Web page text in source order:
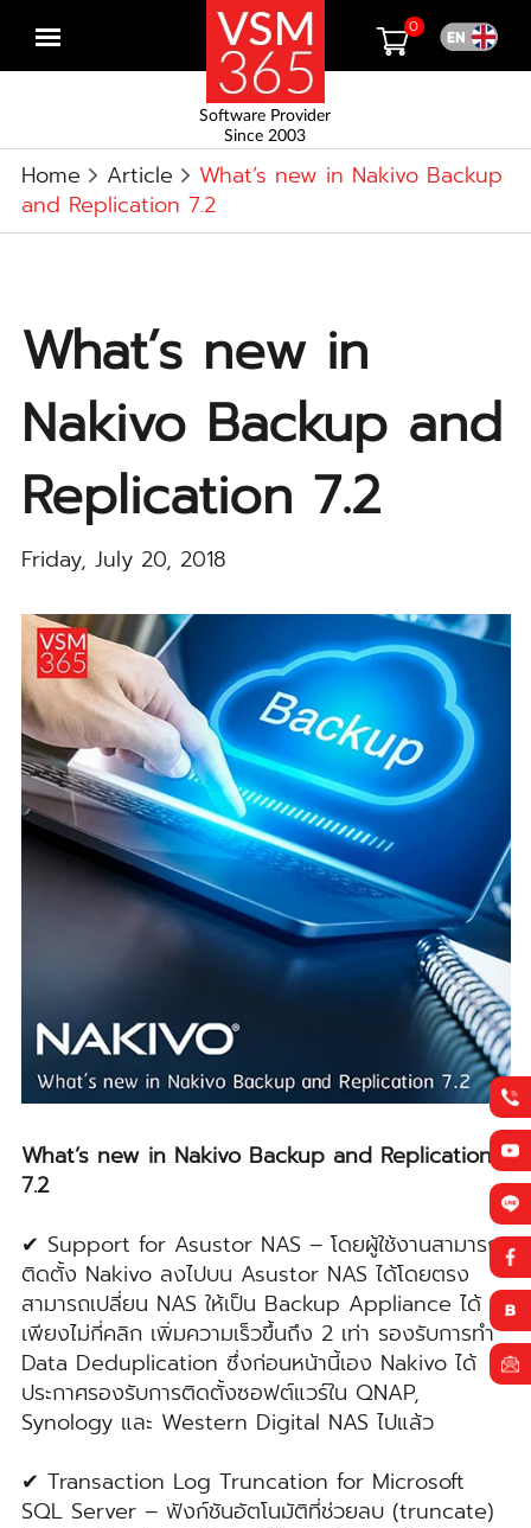
Open
Software Provider
Since 2003
0
Home Article
What’s new in Nakivo Backup
and Replication 7.2
What’s new in
Nakivo Backup and
Replication 7.2
Friday, July 20, 2018
What’s new in Nakivo Backup and Replication
7.2
✔ Support for Asustor NAS – โดยผู้ใช้งานสามารถ
ติดตั้ง Nakivo ลงไปบน Asustor NAS ได้โดยตรง
สามารถเปลี่ยน NAS ให้เป็น Backup Appliance ได้
เพียงไม่กี่คลิก เพิ่มความเร็วขึ้นถึง 2 เท่า รองรับการทำ
Data Deduplication ซึ่งก่อนหน้านี้เอง Nakivo ได้
ประกาศรองรับการติดตั้งซอฟต์แวร์ใน QNAP,
Synology และ Western Digital NAS ไปแล้ว
✔ Transaction Log Truncation for Microsoft
SQL Server – ฟังก์ชันอัตโนมัติที่ช่วยลบ (truncate)